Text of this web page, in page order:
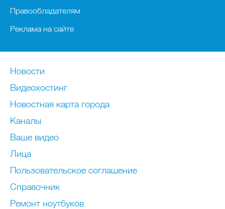
Правообладателям
Реклама на сайте
Новости
Видеохостинг
Новостная карта города
Каналы
Ваше видео
Лица
Пользовательское соглашение
Справочник
Ремонт нoутбуков